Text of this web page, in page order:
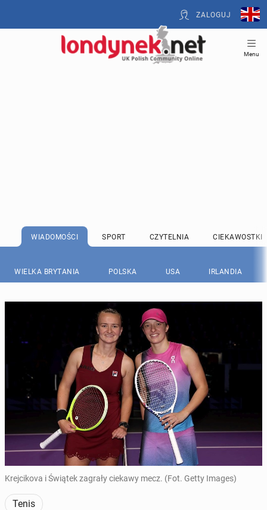
ZALOGUJ
Menu
WIADOMOŚCI SPORT CZYTELNIA CIEKAWOSTKI
WIELKA BRYTANIA POLSKA USA IRLANDIA
Krejcikova i Świątek zagrały ciekawy mecz. (Fot. Getty Images)
Tenis